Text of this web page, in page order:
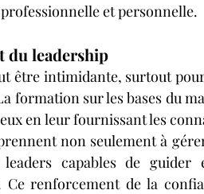
et personnelle.
du leadership
être intimidante, surtout
formation sur les bases du
en leur fournissant les
non seulement à
capables de guider
renforcement de la